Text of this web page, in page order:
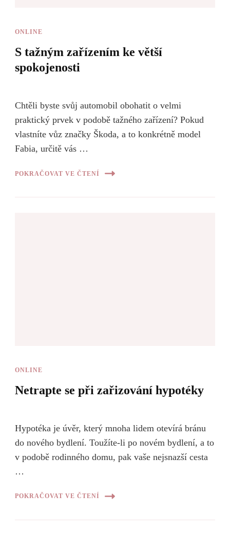
ONLINE
S tažným zařízením ke větší
spokojenosti
Chtěli byste svůj automobil obohatit o velmi
praktický prvek v podobě tažného zařízení? Pokud
vlastníte vůz značky Škoda, a to konkrétně model
Fabia, určitě vás …
POKRAČOVAT VE ČTENÍ
ONLINE
Netrapte se při zařizování hypotéky
Hypotéka je úvěr, který mnoha lidem otevírá bránu
do nového bydlení. Toužíte-li po novém bydlení, a to
v podobě rodinného domu, pak vaše nejsnazší cesta
…
POKRAČOVAT VE ČTENÍ